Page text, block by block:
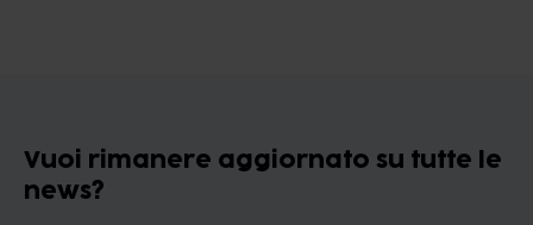
Vuoi rimanere aggiornato su tutte le
news?